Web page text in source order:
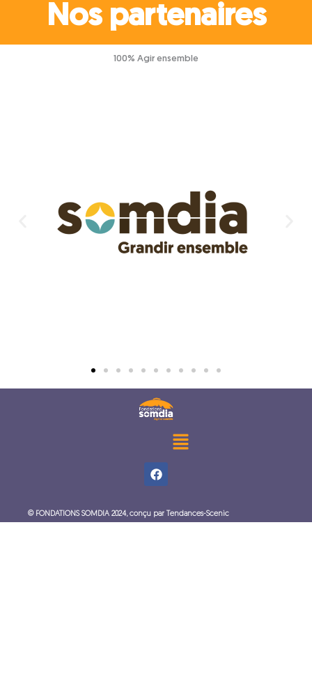
Nos partenaires
100% Agir ensemble
Menu
F
a
b
© FONDATIONS SOMDIA2024,conçu par Tendances-Scenic